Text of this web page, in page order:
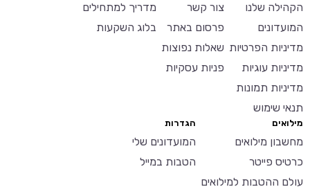
הקהילה שלנו
המועדונים
מדיניות הפרטיות
מדיניות עוגיות
מדיניות תמונות
תנאי שימוש
צור קשר
פרסום באתר
שאלות נפוצות
פניות עסקיות
מדריך למתחילים
בלוג השקעות
מילואים
מחשבון מילואים
כרטיס פייטר
עולם ההטבות למילואים
הגדרות
המועדונים שלי
הטבות במייל